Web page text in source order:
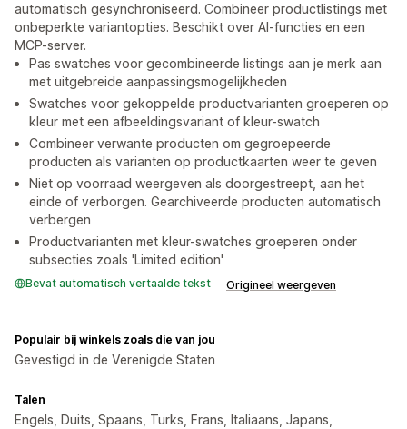
automatisch gesynchroniseerd. Combineer productlistings met
onbeperkte variantopties. Beschikt over AI-functies en een
MCP-server.
Pas swatches voor gecombineerde listings aan je merk aan
met uitgebreide aanpassingsmogelijkheden
Swatches voor gekoppelde productvarianten groeperen op
kleur met een afbeeldingsvariant of kleur-swatch
Combineer verwante producten om gegroepeerde
producten als varianten op productkaarten weer te geven
Niet op voorraad weergeven als doorgestreept, aan het
einde of verborgen. Gearchiveerde producten automatisch
verbergen
Productvarianten met kleur-swatches groeperen onder
subsecties zoals 'Limited edition'
Bevat automatisch vertaalde tekst Origineel weergeven
Populair bij winkels zoals die van jou
Gevestigd in de Verenigde Staten
Talen
Engels, Duits, Spaans, Turks, Frans, Italiaans, Japans,